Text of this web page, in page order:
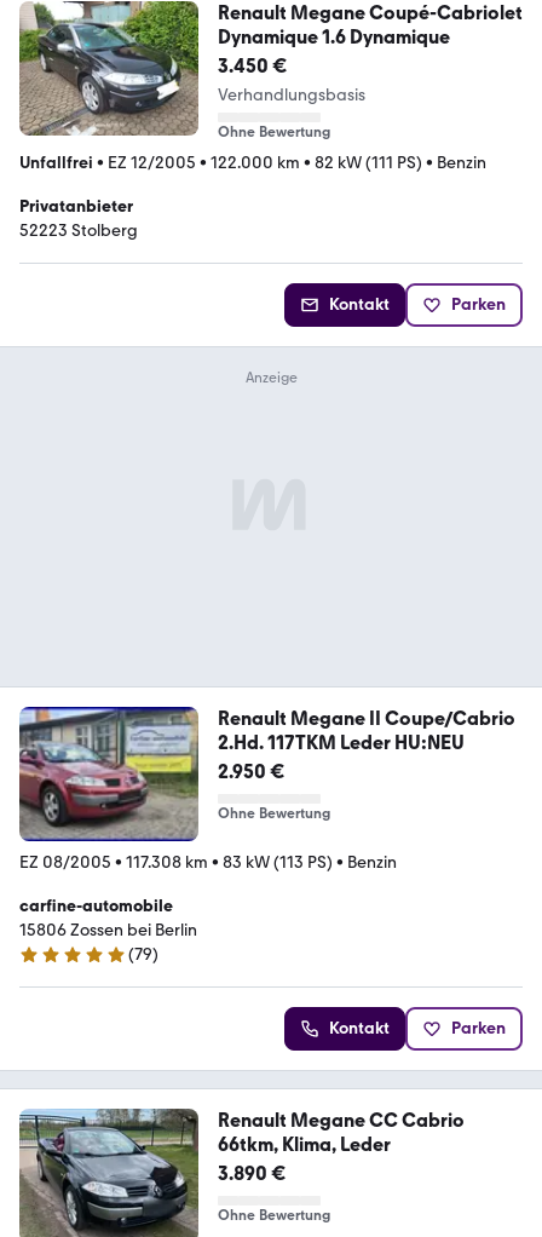
Renault Megane Coupé-Cabriolet
Dynamique 1.6 Dynamique
3.450 €
Verhandlungsbasis
Ohne Bewertung
Unfallfrei • EZ 12/2005 • 122.000 km • 82 kW (111 PS) • Benzin
Privatanbieter
52223 Stolberg
Kontakt Parken
Renault Megane II Coupe/Cabrio
2.Hd. 117TKM Leder HU:NEU
2.950 €
Ohne Bewertung
EZ 08/2005 • 117.308 km • 83 kW (113 PS) • Benzin
carfine-automobile
15806 Zossen bei Berlin
4.8 Sterne
(79)
Kontakt Parken
Renault Megane CC Cabrio
66tkm, Klima, Leder
3.890 €
Ohne Bewertung